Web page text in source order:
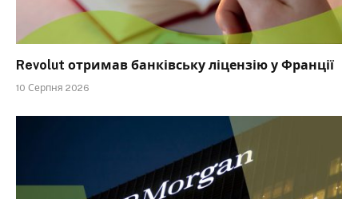
Revolut отримав банківську ліцензію у Франції
10 Серпня 2026